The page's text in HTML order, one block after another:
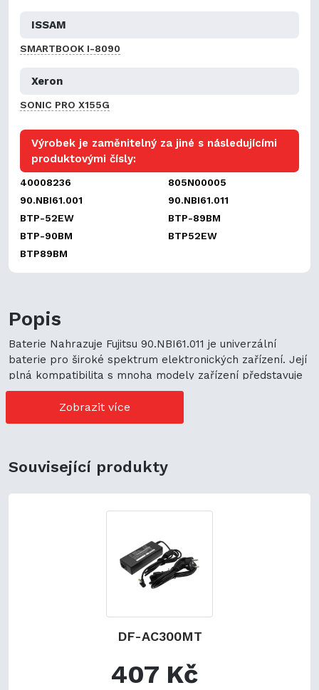
ISSAM
SMARTBOOK I-8090
Xeron
SONIC PRO X155G
Výrobek je zaměnitelný za jiné s následujícími
produktovými čísly:
40008236
805N00005
90.NBI61.001
90.NBI61.011
BTP-52EW
BTP-89BM
BTP-90BM
BTP52EW
BTP89BM
Popis
Baterie Nahrazuje Fujitsu 90.NBI61.011 je univerzální
baterie pro široké spektrum elektronických zařízení. Její
plná kompatibilita s mnoha modely zařízení představuje
cenově výhodné možnosti nákupu. Její univerzální použití
navíc podporuje ekologickou udržitelnost a zaručuje
flexibilitu.
Zobrazit více
Související produkty
DF-AC300MT
407 Kč